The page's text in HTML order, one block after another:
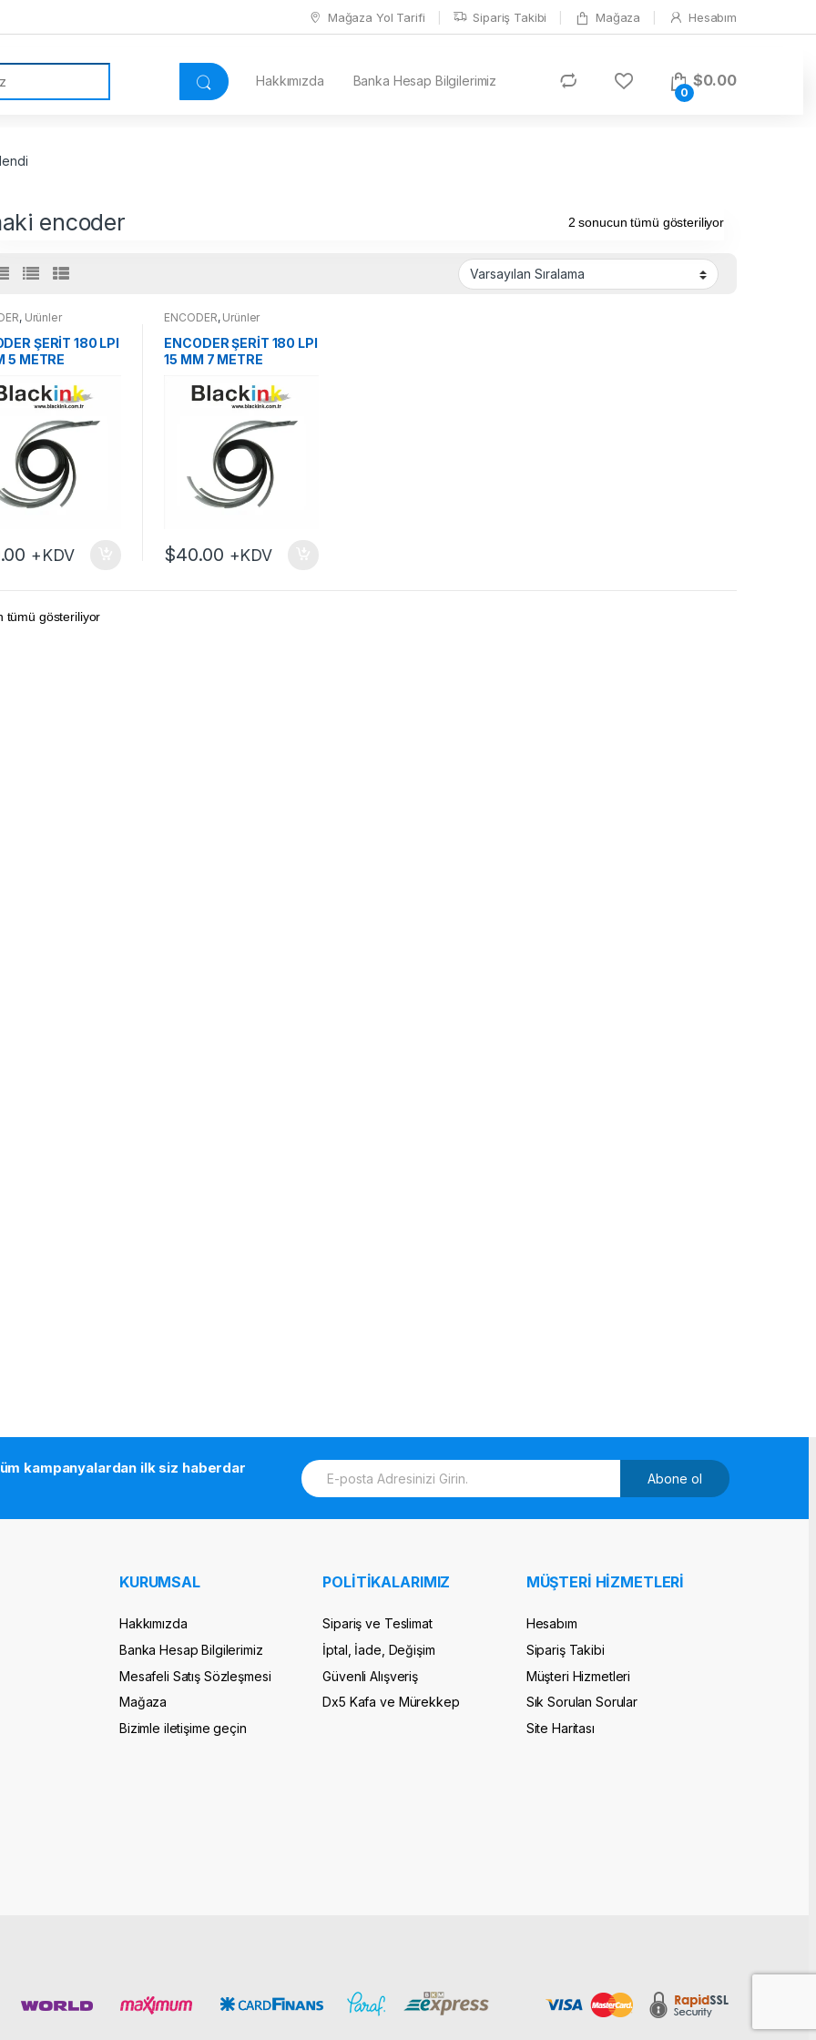
Mağaza Yol Tarifi Sipariş Takibi Mağaza Hesabım
Hakkımızda Banka Hesap Bilgilerimiz
0
$0.00
encoder 2 sonucun tümü gösteriliyor
, Ürünler
ŞERİT 180 LPI
5 METRE
+KDV
ENCODER, Ürünler
ENCODER ŞERİT 180 LPI
15 MM 7 METRE
$40.00 +KDV
tümü gösteriliyor
kampanyalardan ilk siz haberdar
E
m
i
Abone ol
KURUMSAL
Hakkımızda
Banka Hesap Bilgilerimiz
Mesafeli Satış Sözleşmesi
Mağaza
Bizimle iletişime geçin
POLİTİKALARIMIZ
Sipariş ve Teslimat
İptal, İade, Değişim
Güvenli Alışveriş
Dx5 Kafa ve Mürekkep
MÜŞTERİ HİZMETLERİ
Hesabım
Sipariş Takibi
Müşteri Hizmetleri
Sık Sorulan Sorular
Site Haritası